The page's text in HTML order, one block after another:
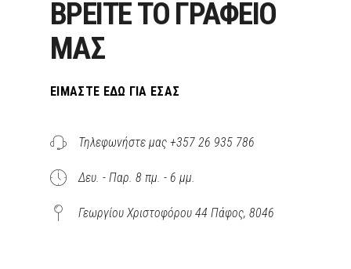
ΒΡΕΙΤΕ ΤΟ ΓΡΑΦΕΙΟ
ΜΑΣ
ΕΊΜΑΣΤΕ ΕΔΏ ΓΙΑ ΕΣΆΣ
Τηλεφωνήστε μας +357 26 935 786
Δευ. - Παρ. 8 πμ. - 6 μμ.
Γεωργίου Χριστοφόρου 44 Πάφος, 8046